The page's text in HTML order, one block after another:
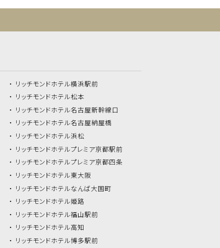
リッチモンドホテル横浜駅前
リッチモンドホテル松本
リッチモンドホテル名古屋新幹線口
リッチモンドホテル名古屋納屋橋
リッチモンドホテル浜松
リッチモンドホテルプレミア京都駅前
リッチモンドホテルプレミア京都四条
リッチモンドホテル東大阪
リッチモンドホテルなんば大国町
リッチモンドホテル姫路
リッチモンドホテル福山駅前
リッチモンドホテル高知
リッチモンドホテル博多駅前